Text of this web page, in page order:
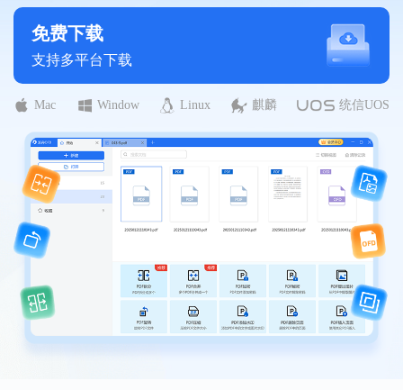
免费下载
支持多平台下载
Mac Window Linux 麒麟 统信UOS